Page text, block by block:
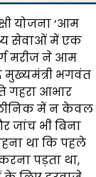
योजना ‘आम
सेवाओं में एक
मरीज ने आम
भगवंत
गहरा आभार
में न केवल
जांच भी बिना
था कि पहले
पड़ता था,